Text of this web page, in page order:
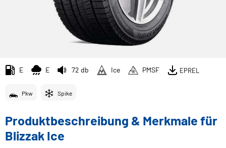
E E 72 db Ice PMSF EPREL
Pkw Spike
Produktbeschreibung & Merkmale für
Blizzak Ice